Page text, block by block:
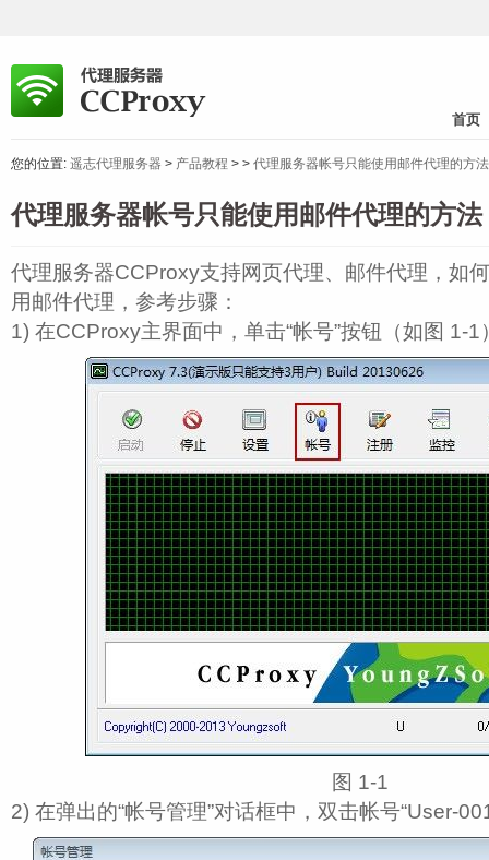
首页
您的位置: 遥志代理服务器 > 产品教程 > > 代理服务器帐号只能使用邮件代理的方法
代理服务器帐号只能使用邮件代理的方法
代理服务器CCProxy支持网页代理、邮件代理，如
用邮件代理，参考步骤：
1) 在CCProxy主界面中，单击“帐号”按钮（如图 1‑1
图 1‑1
2) 在弹出的“帐号管理”对话框中，双击帐号“User-
中国妇女出版社
西南政法大学
小浪底建设管理局
兴业银行上海分行
美的集团
西安喜来登大酒店
九牧实业有限公司